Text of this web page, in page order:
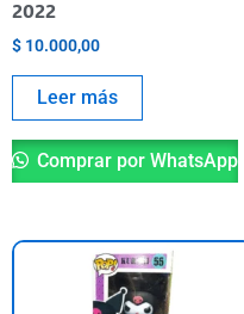
2022
$ 10.000,00
Leer más
Comprar por WhatsApp